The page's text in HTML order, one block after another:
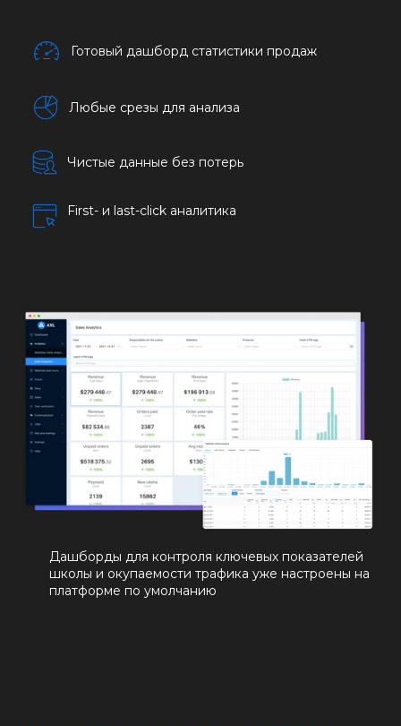
Готовый дашборд статистики продаж
Любые срезы для анализа
Чистые данные без потерь
First- и last-click аналитика
Дашборды для контроля ключевых показателей
школы и окупаемости трафика уже настроены на
платформе по умолчанию